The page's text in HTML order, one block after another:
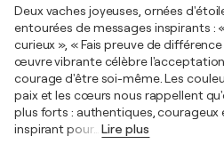
Deux vaches joyeuses, ornées
entourées de messages inspirants :
curieux », « Fais preuve de
œuvre vibrante célèbre
courage d'être soi-même. Les
paix et les cœurs nous rappellent
plus forts : authentiques, courageux
inspirant pour… Lire plus